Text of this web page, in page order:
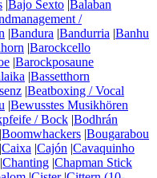
Bajo Sexto Balaban
/
|Bandura |Bandurria |Banhu
|Barockcello
|Barockposaune
|Bassetthorn
|Beatboxing / Vocal
|Bewusstes Musikhören
/ Bock |Bodhrán
|Boomwhackers |Bougarabou
|Caixa |Cajón |Cavaquinho
|Chanting |Chapman Stick